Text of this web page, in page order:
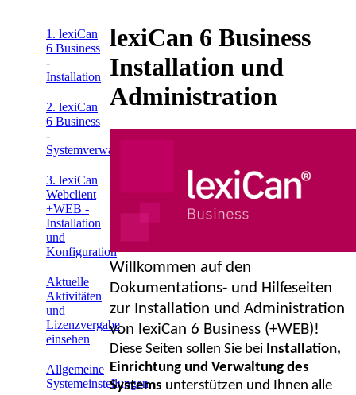
1. lexiCan
6 Business
-
Installation
2. lexiCan
6 Business
-
Systemverwaltung
3. lexiCan
Webclient
+WEB -
Installation
und
Konfiguration
Aktuelle
Aktivitäten
und
Lizenzvergabe
einsehen
Allgemeine
Systemeinstellungen
lexiCan 6 Business
Installation und
Administration
Willkommen auf den
Dokumentations- und Hilfeseiten
zur Installation und Administration
von lexiCan 6 Business (+WEB)!
Diese Seiten sollen Sie bei Installation,
Einrichtung und Verwaltung des
Systems unterstützen und Ihnen alle